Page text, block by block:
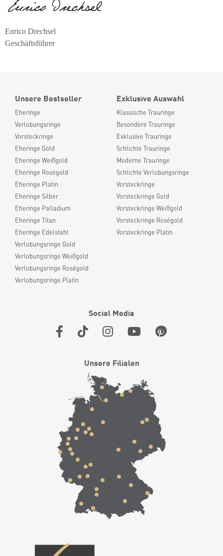
Enrico Drechsel
Geschäftsführer
Unsere Bestseller
Eheringe
Verlobungsringe
Vorsteckringe
Eheringe Gold
Eheringe Weißgold
Eheringe Roségold
Eheringe Platin
Eheringe Silber
Eheringe Palladium
Eheringe Titan
Eheringe Edelstahl
Verlobungsringe Gold
Verlobungsringe Weißgold
Verlobungsringe Roségold
Verlobungsringe Platin
Exklusive Auswahl
Klassische Trauringe
Besondere Trauringe
Exklusive Trauringe
Schlichte Trauringe
Moderne Trauringe
Schlichte Verlobungsringe
Vorsteckringe
Vorsteckringe Gold
Vorsteckringe Weißgold
Vorsteckringe Roségold
Vorsteckringe Platin
Social Media
Unsere Filialen